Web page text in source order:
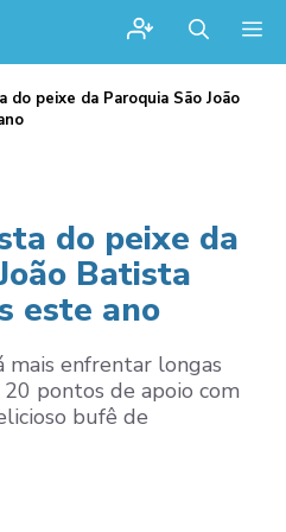
do peixe da Paroquia São João
do peixe da
Batista
este ano
mais enfrentar longas
pontos de apoio com
bufê de